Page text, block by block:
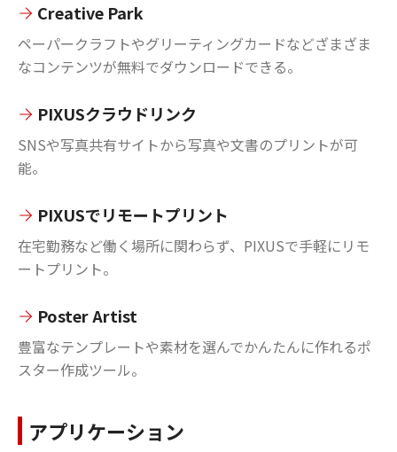
Creative Park
ペーパークラフトやグリーティングカードなどざまざま
なコンテンツが無料でダウンロードできる。
PIXUSクラウドリンク
SNSや写真共有サイトから写真や文書のプリントが可
能。
PIXUSでリモートプリント
在宅勤務など働く場所に関わらず、PIXUSで手軽にリモ
ートプリント。
Poster Artist
豊富なテンプレートや素材を選んでかんたんに作れるポ
スター作成ツール。
アプリケーション